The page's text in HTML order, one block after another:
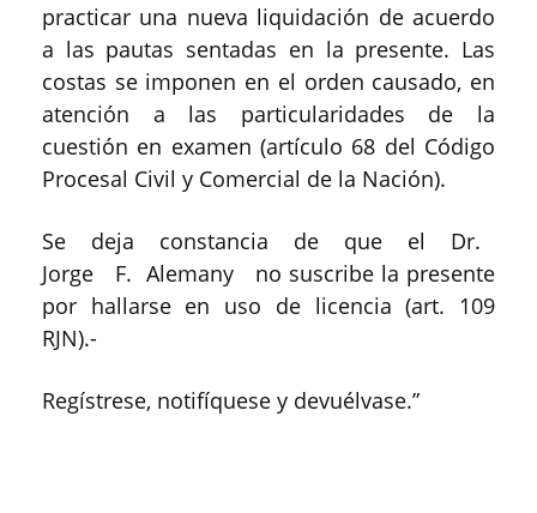
practicar una nueva liquidación de acuerdo
a las pautas sentadas en la presente. Las
costas se imponen en el orden causado, en
atención a las particularidades de la
cuestión en examen (artículo 68 del Código
Procesal Civil y Comercial de la Nación).
Se deja constancia de que el Dr.
Jorge F. Alemany no suscribe la presente
por hallarse en uso de licencia (art. 109
RJN).-
Regístrese, notifíquese y devuélvase.”